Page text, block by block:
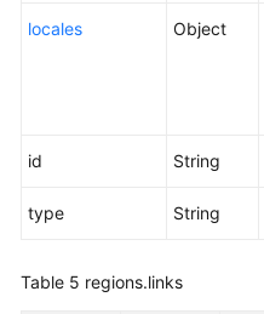
locales Object
id String
type String
Table 5 regions.links